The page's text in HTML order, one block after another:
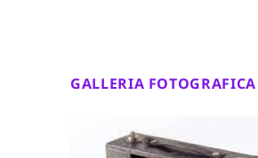
GALLERIA FOTOGRAFICA